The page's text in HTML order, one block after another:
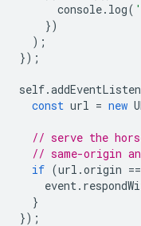
console. log(
})
);
});
self.
const url = new
// serve the
// same-origin
if (url .origin ==
event.
}
});